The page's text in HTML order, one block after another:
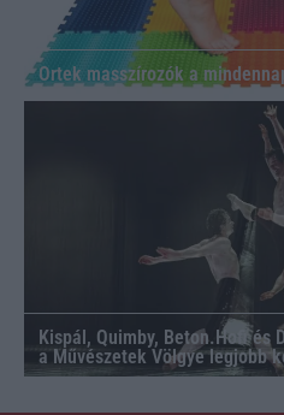
Ortek masszírozók a
Kispál, Quimby, Beton.Hofi és
a Művészetek Völgye legjobb